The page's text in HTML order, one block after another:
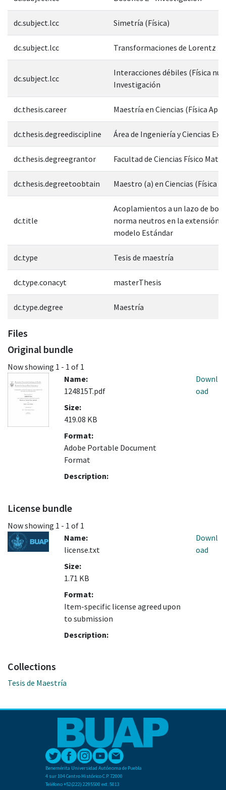
dc.subject.lcc Simetría (Física)
dc.subject.lcc Transformaciones de Lorentz
dc.subject.lcc
Interacciones débiles (Física
Investigación
dc.thesis.career Maestría en Ciencias (Física
dc.thesis.degreediscipline Área de Ingeniería y Ciencias
dc.thesis.degreegrantor Facultad de Ciencias Físico
dc.thesis.degreetoobtain Maestro (a) en Ciencias (Física
dc.title
Acoplamientos a un lazo de
norma neutros en la extensión
modelo Estándar
dc.type Tesis de maestría
dc.type.conacyt masterThesis
dc.type.degree Maestría
Files
Original bundle
Now showing 1 - 1 of 1
Name:
124815T.pdf
Size:
419.08 KB
Format:
Adobe Portable Document
Format
Description:
Downl
oad
License bundle
Now showing 1 - 1 of 1
Name:
license.txt
Size:
1.71 KB
Format:
Item-specific license agreed upon
to submission
Description:
Downl
oad
Collections
Tesis de Maestría
Benemérita Universidad Autónoma de Puebla
4 sur 104 Centro Histórico C.P. 72000
Teléfono +52(222) 2295500 ext. 5013